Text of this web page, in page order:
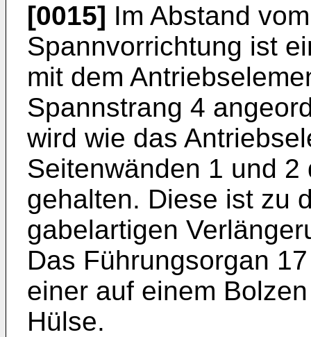
[0015] Im Abstand
Spannvorrichtung ist
mit dem
Spannstrang 4
wird wie das
Seitenwänden 1 und
gehalten. Diese ist zu
gabelartigen
Das Führungsorgan
einer auf einem
Hülse.